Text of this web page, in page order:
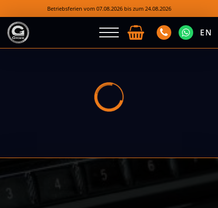
Betriebsferien vom 07.08.2026 bis zum 24.08.2026
EN